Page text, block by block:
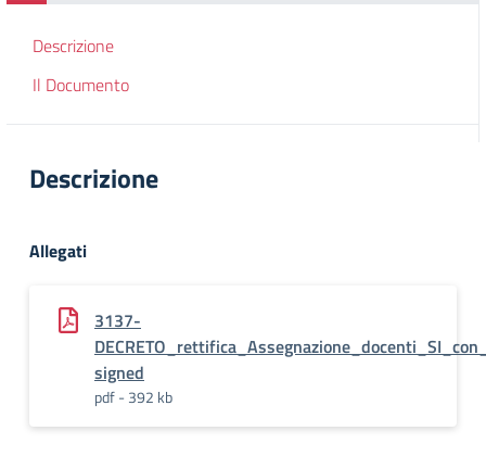
Descrizione
Il Documento
Descrizione
Allegati
3137-
signed
pdf - 392 kb